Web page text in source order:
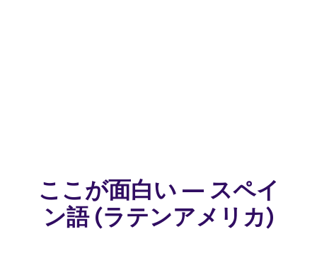
ここが面白い — スペイ
ン語 (ラテンアメリカ)